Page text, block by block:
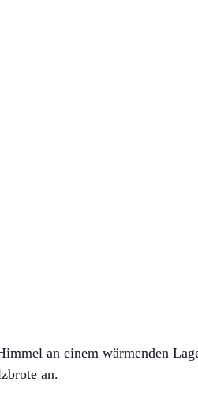
an einem wärmenden
an.